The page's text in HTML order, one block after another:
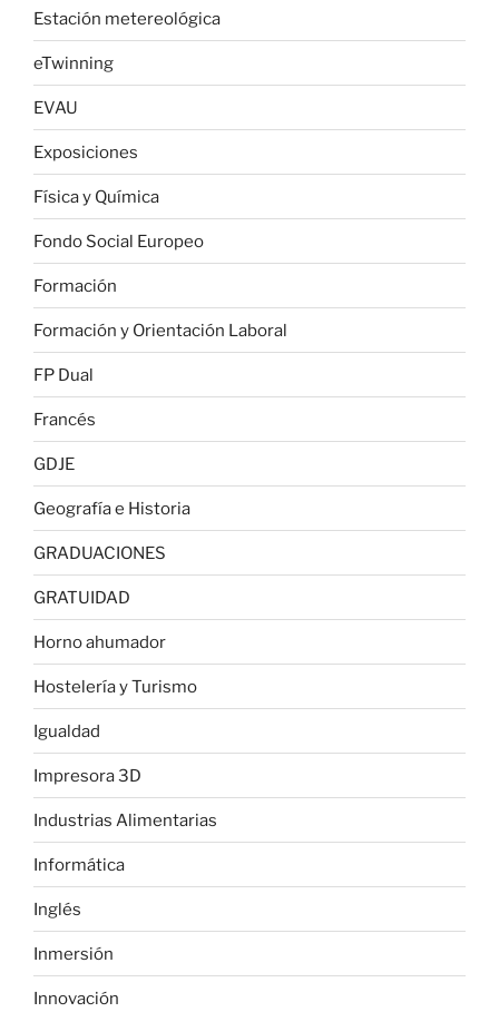
Estación metereológica
eTwinning
EVAU
Exposiciones
Física y Química
Fondo Social Europeo
Formación
Formación y Orientación Laboral
FP Dual
Francés
GDJE
Geografía e Historia
GRADUACIONES
GRATUIDAD
Horno ahumador
Hostelería y Turismo
Igualdad
Impresora 3D
Industrias Alimentarias
Informática
Inglés
Inmersión
Innovación